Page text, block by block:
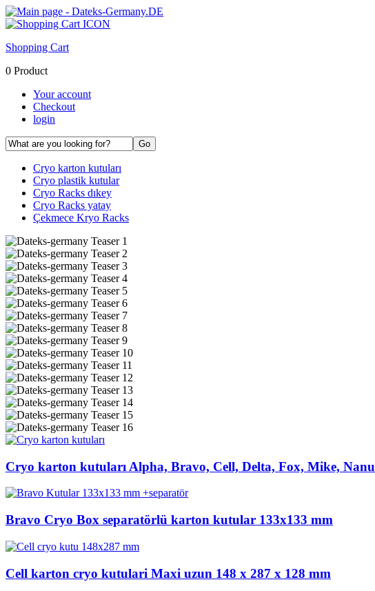
Shopping Cart
0 Product
Your account
Checkout
login
Cryo karton kutuları
Cryo plastik kutular
Cryo Racks dıkey
Cryo Racks yatay
Çekmece Kryo Racks
Cryo karton kutuları Alpha, Bravo, Cell, Delta, Fox, Mike, Nanu
Bravo Cryo Box separatörlü karton kutular 133x133 mm
Cell karton cryo kutulari Maxi uzun 148 x 287 x 128 mm